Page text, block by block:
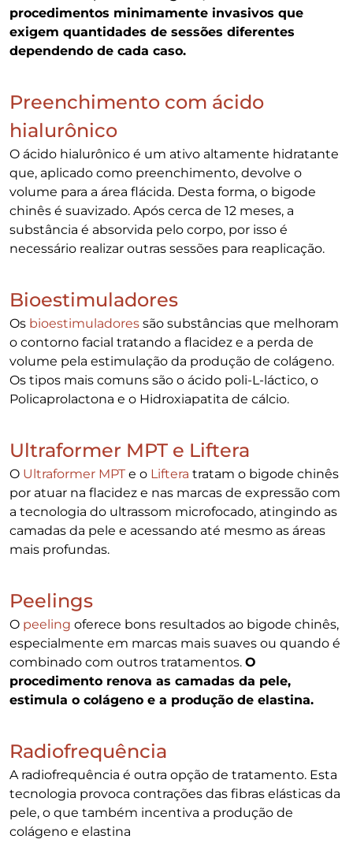
procedimentos minimamente invasivos que
exigem quantidades de sessões diferentes
dependendo de cada caso.
Preenchimento com ácido
hialurônico
O ácido hialurônico é um ativo altamente hidratante
que, aplicado como preenchimento, devolve o
volume para a área flácida. Desta forma, o bigode
chinês é suavizado. Após cerca de 12 meses, a
substância é absorvida pelo corpo, por isso é
necessário realizar outras sessões para reaplicação.
Bioestimuladores
Os bioestimuladores são substâncias que melhoram
o contorno facial tratando a flacidez e a perda de
volume pela estimulação da produção de colágeno.
Os tipos mais comuns são o ácido poli-L-láctico, o
Policaprolactona e o Hidroxiapatita de cálcio.
Ultraformer MPT e Liftera
O Ultraformer MPT e o Liftera tratam o bigode chinês
por atuar na flacidez e nas marcas de expressão com
a tecnologia do ultrassom microfocado, atingindo as
camadas da pele e acessando até mesmo as áreas
mais profundas.
Peelings
O peeling oferece bons resultados ao bigode chinês,
especialmente em marcas mais suaves ou quando é
combinado com outros tratamentos. O
procedimento renova as camadas da pele,
estimula o colágeno e a produção de elastina.
Radiofrequência
A radiofrequência é outra opção de tratamento. Esta
tecnologia provoca contrações das fibras elásticas da
pele, o que também incentiva a produção de
colágeno e elastina